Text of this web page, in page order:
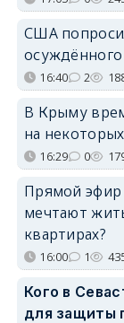
США
осуждённого
16:40 2
В Крыму
на
16:29 0
Прямой эфир
мечтают
квартирах?
16:00 1
Кого в
для защиты